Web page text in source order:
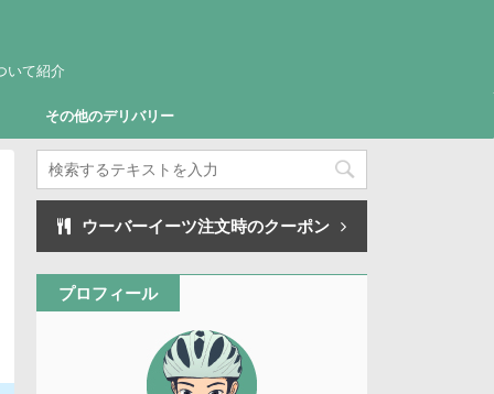
いて紹介
その他のデリバリー
ウーバーイーツ注文時のクーポン
プロフィール